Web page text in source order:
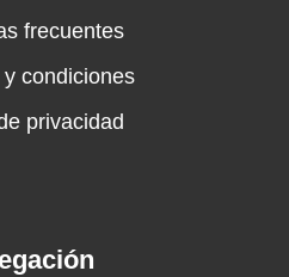
frecuentes
condiciones
privacidad